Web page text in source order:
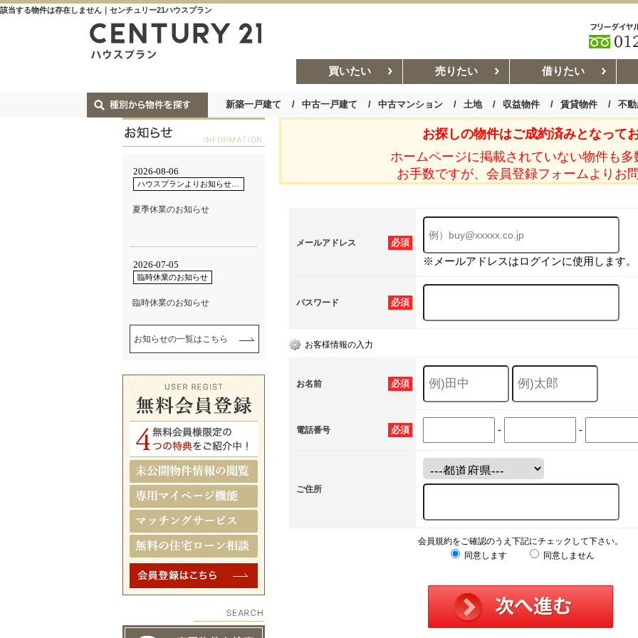
該当する物件は存在しません｜センチュリー21ハウスプラン
買いたい 売りたい 借りたい
新築一戸建て 中古一戸建て 中古マンション 土地 収益物件 賃貸物件 不
お部屋探しコラム 賃貸管理コ
お探しの物件はご成約済みとなってお
ホームページに掲載されていない物件も多
お手数ですが、会員登録フォームよりお
必須
メールアドレス
※メールアドレスはログインに使用します。
必須
パスワード
お客様情報の入力
必須
お名前
必須
電話番号 - -
ご住所
会員規約をご確認のうえ下記にチェックして下さい。
同意します
同意しません
お知らせの一覧はこちら